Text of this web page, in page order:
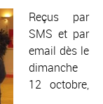
Reçus par
SMS et par
email dès le
dimanche
12 octobre,